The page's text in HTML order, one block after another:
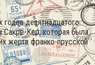
девятнадцатого
Сакре-Кер, которая была
жертв франко-прусской